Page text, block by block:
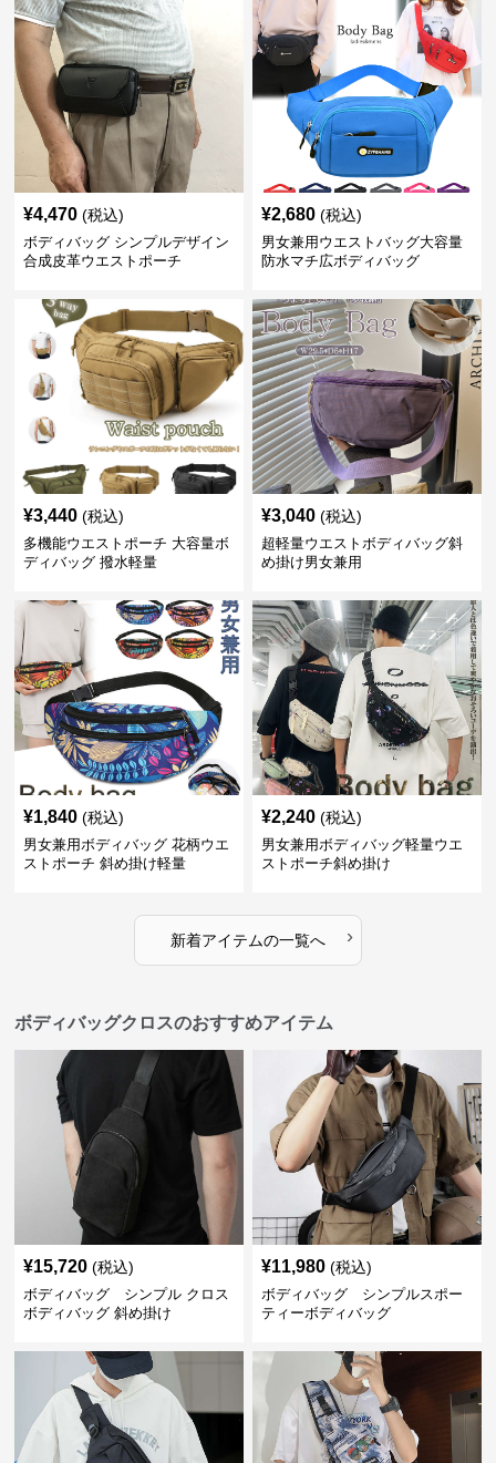
¥4,470 (税込)
ボディバッグ シンプルデザイン
合成皮革ウエストポーチ
¥2,680 (税込)
男女兼用ウエストバッグ大容量
防水マチ広ボディバッグ
¥3,440 (税込)
多機能ウエストポーチ 大容量ボ
ディバッグ 撥水軽量
¥3,040 (税込)
超軽量ウエストボディバッグ斜
め掛け男女兼用
¥1,840 (税込)
男女兼用ボディバッグ 花柄ウエ
ストポーチ 斜め掛け軽量
¥2,240 (税込)
男女兼用ボディバッグ軽量ウエ
ストポーチ斜め掛け
新着アイテムの一覧へ ›
ボディバッグクロスのおすすめアイテム
¥15,720 (税込)
ボディバッグ シンプル クロス
ボディバッグ 斜め掛け
¥11,980 (税込)
ボディバッグ シンプルスポー
ティーボディバッグ